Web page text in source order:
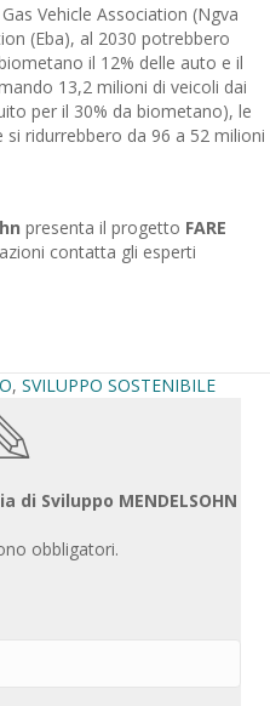
Vehicle Association (Ngva
(Eba), al 2030 potrebbero
il 12% delle auto e il
13,2 milioni di veicoli dai
per il 30% da biometano), le
ridurrebbero da 96 a 52 milioni
presenta il progetto FARE
contatta gli esperti
, SVILUPPO SOSTENIBILE
di Sviluppo MENDELSOHN
obbligatori.